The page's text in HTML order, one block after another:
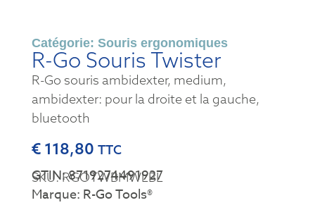
Catégorie: Souris ergonomiques
R-Go Souris Twister
R-Go souris ambidexter, medium,
ambidexter: pour la droite et la gauche,
bluetooth
€118,80 TTC
SKU: RGOTWBMWLBL
GTIN: 8719274491927
Marque: R-Go Tools®